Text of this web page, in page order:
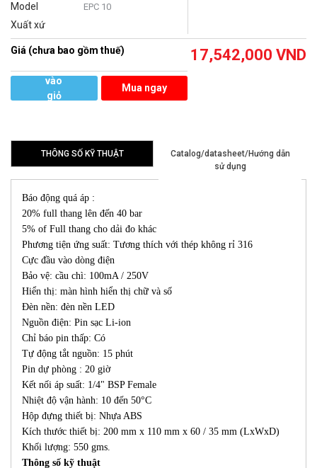
Model EPC 10
Xuất xứ
Giá (chưa bao gồm thuế) 17,542,000 VND
vào
giỏ
Mua ngay
THÔNG SỐ KỸ THUẬT
Catalog/datasheet/Hướng dẫn
sử dụng
Báo động quá áp :
20% full thang lên đến 40 bar
5% of Full thang cho dải đo khác
Phương tiện ứng suất: Tương thích với thép không rỉ 316
Cực đầu vào dòng điện
Bảo vệ: cầu chì: 100mA / 250V
Hiển thị: màn hình hiển thị chữ và số
Đèn nền: đèn nền LED
Nguồn điện: Pin sạc Li-ion
Chỉ báo pin thấp: Có
Tự động tắt nguồn: 15 phút
Pin dự phòng : 20 giờ
Kết nối áp suất: 1/4" BSP Female
Nhiệt độ vận hành: 10 đến 50°C
Hộp đựng thiết bị: Nhựa ABS
Kích thước thiết bị: 200 mm x 110 mm x 60 / 35 mm (LxWxD)
Khối lượng: 550 gms.
Thông số kỹ thuật